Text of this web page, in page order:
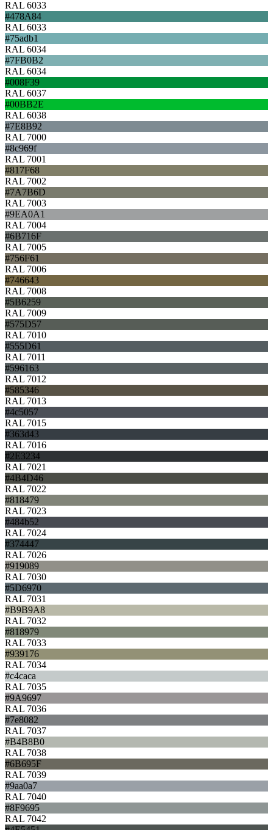
RAL 6033
#478A84
RAL 6033
#75adb1
RAL 6034
#7FB0B2
RAL 6034
#008F39
RAL 6037
#00BB2E
RAL 6038
#7E8B92
RAL 7000
#8c969f
RAL 7001
#817F68
RAL 7002
#7A7B6D
RAL 7003
#9EA0A1
RAL 7004
#6B716F
RAL 7005
#756F61
RAL 7006
#746643
RAL 7008
#5B6259
RAL 7009
#575D57
RAL 7010
#555D61
RAL 7011
#596163
RAL 7012
#585346
RAL 7013
#4c5057
RAL 7015
#363d43
RAL 7016
#2E3234
RAL 7021
#4B4D46
RAL 7022
#818479
RAL 7023
#484b52
RAL 7024
#374447
RAL 7026
#919089
RAL 7030
#5D6970
RAL 7031
#B9B9A8
RAL 7032
#818979
RAL 7033
#939176
RAL 7034
#c4caca
RAL 7035
#9A9697
RAL 7036
#7e8082
RAL 7037
#B4B8B0
RAL 7038
#6B695F
RAL 7039
#9aa0a7
RAL 7040
#8F9695
RAL 7042